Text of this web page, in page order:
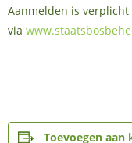
Aanmelden is verplicht
via
Toevoegen aan